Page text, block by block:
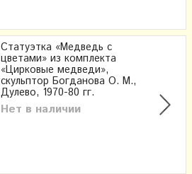
Статуэтка «Медведь с
цветами» из комплекта
«Цирковые медведи»,
скульптор Богданова О. М.,
Дулево, 1970-80 гг.
Нет в наличии